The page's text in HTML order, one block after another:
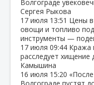
Волгограде
Сергея Рыкова
17 июля 13:51 Цены в
овощи и топливо
инструменты —
17 июля 09:44 Кража
расследует хищение
Камышина
16 июля 15:20